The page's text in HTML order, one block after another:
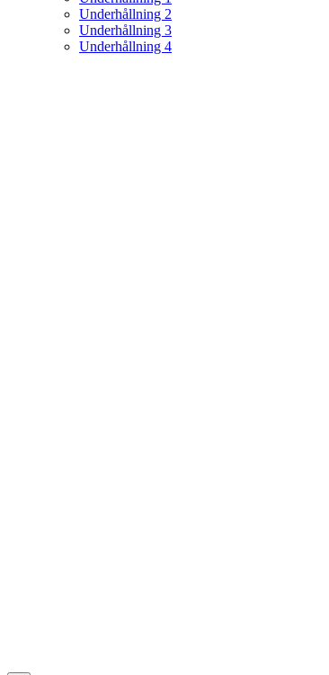
Underhållning 2
Underhållning 3
Underhållning 4